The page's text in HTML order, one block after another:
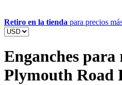
Retiro en la tienda para precios
Enganches
Plymouth Road